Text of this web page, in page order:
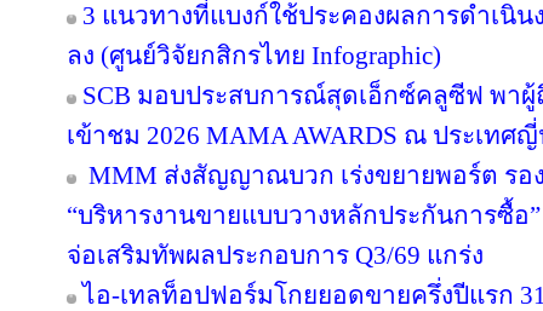
3 แนวทางที่แบงก์ใช้ประคองผลการดำเนิ
ลง (ศูนย์วิจัยกสิกรไทย Infographic)
SCB มอบประสบการณ์สุดเอ็กซ์คลูซีฟ พาผู้
เข้าชม 2026 MAMA AWARDS ณ ประเท
MMM ส่งสัญญาณบวก เร่งขยายพอร์ต รอ
“บริหารงานขายแบบวางหลักประกันการซื้อ
จ่อเสริมทัพผลประกอบการ Q3/69 แกร่ง
ไอ-เทลท็อปฟอร์มโกยยอดขายครึ่งปีแรก